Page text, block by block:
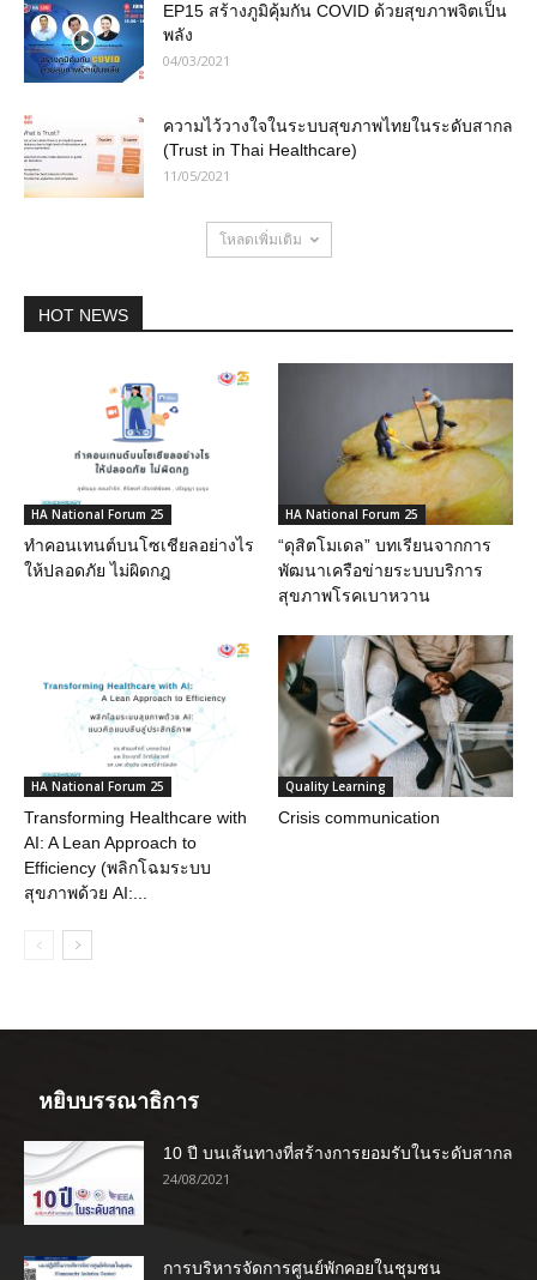
EP15 สร้างภูมิคุ้มกัน COVID ด้วยสุขภาพจิตเป็น
พลัง
04/03/2021
ความไว้วางใจในระบบสุขภาพไทยในระดับสากล
(Trust in Thai Healthcare)
11/05/2021
โหลดเพิ่มเติม
HOT NEWS
HA National Forum 25
ทำคอนเทนต์บนโซเชียลอย่างไร
ให้ปลอดภัย ไม่ผิดกฎ
HA National Forum 25
“ดุสิตโมเดล” บทเรียนจากการ
พัฒนาเครือข่ายระบบบริการ
สุขภาพโรคเบาหวาน
HA National Forum 25
Transforming Healthcare with
AI: A Lean Approach to
Efficiency (พลิกโฉมระบบ
สุขภาพด้วย AI:...
Quality Learning
Crisis communication
หยิบบรรณาธิการ
10 ปี บนเส้นทางที่สร้างการยอมรับในระดับสากล
24/08/2021
การบริหารจัดการศูนย์พักคอยในชุมชน